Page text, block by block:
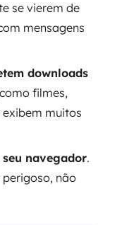
se vierem de
mensagens
downloads
filmes,
muitos
navegador.
não